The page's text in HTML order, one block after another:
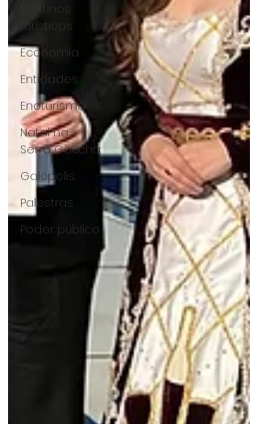
Destinos
turísticos
Economia
Entidades
Enoturismo
Natal na
Serra Gaúcha
Galópolis
Palestras
Poder público